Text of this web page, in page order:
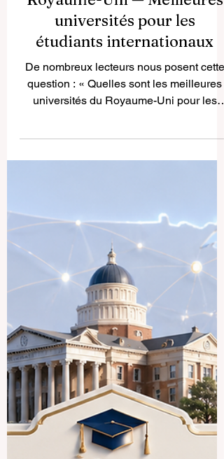
Royaume-Uni — Meilleures
universités pour les
étudiants internationaux
universités du Royaume-Uni pour les
les plus appréciées au monde grâce à la
qualité de son enseignement, à la
diversité de ses campus, à son histoire
académique et à ses nombreuses
possibilités de développement personnel
et professionnel. Pour les étudiants
français et francophones, étudier au
Royaume-Uni peut être u